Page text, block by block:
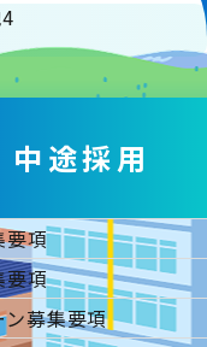
中途採用
要項
要項
ン募集要項